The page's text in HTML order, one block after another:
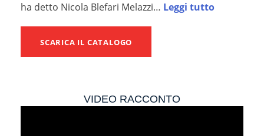
ha detto Nicola Blefari Melazzi… Leggi tutto
SCARICA IL CATALOGO
VIDEO RACCONTO